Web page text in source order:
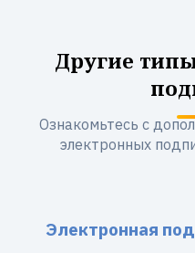
Другие
Ознакомьтесь с
электронных
Электронная